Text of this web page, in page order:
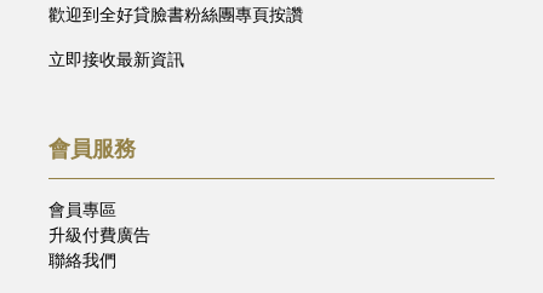
歡迎到全好貸臉書粉絲團專頁按讚
立即接收最新資訊
會員服務
會員專區
升級付費廣告
聯絡我們